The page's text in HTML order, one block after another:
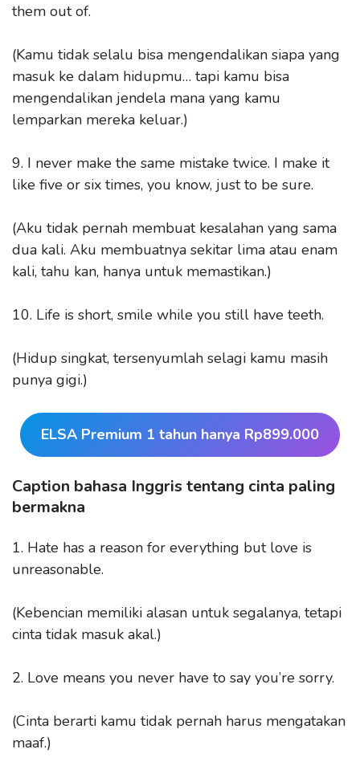
them out of.
(Kamu tidak selalu bisa mengendalikan siapa yang
masuk ke dalam hidupmu… tapi kamu bisa
mengendalikan jendela mana yang kamu
lemparkan mereka keluar.)
9. I never make the same mistake twice. I make it
like five or six times, you know, just to be sure.
(Aku tidak pernah membuat kesalahan yang sama
dua kali. Aku membuatnya sekitar lima atau enam
kali, tahu kan, hanya untuk memastikan.)
10. Life is short, smile while you still have teeth.
(Hidup singkat, tersenyumlah selagi kamu masih
punya gigi.)
ELSA Premium 1 tahun hanya Rp899.000
Caption bahasa Inggris tentang cinta paling
bermakna
1. Hate has a reason for everything but love is
unreasonable.
(Kebencian memiliki alasan untuk segalanya, tetapi
cinta tidak masuk akal.)
2. Love means you never have to say you’re sorry.
(Cinta berarti kamu tidak pernah harus mengatakan
maaf.)